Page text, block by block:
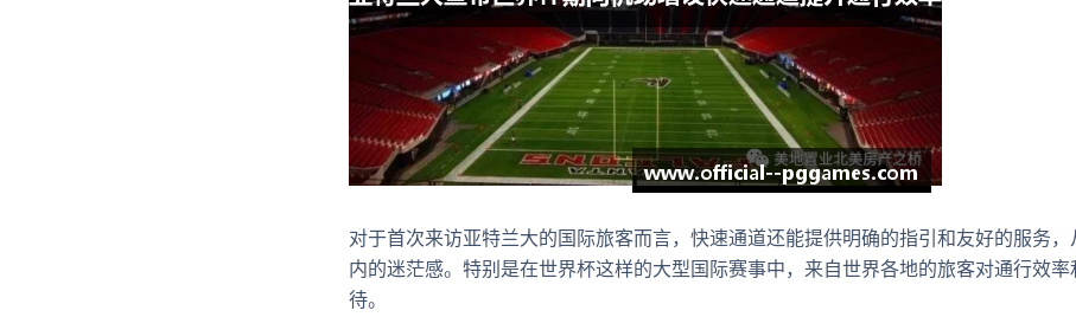
对于首次来访亚特兰大的国际旅客而言，快速通道还能提供明确的指引和友好的服务
内的迷茫感。特别是在世界杯这样的大型国际赛事中，来自世界各地的旅客对通行效
待。